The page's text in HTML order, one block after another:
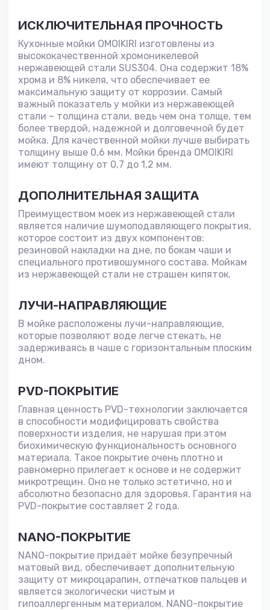
ИСКЛЮЧИТЕЛЬНАЯ ПРОЧНОСТЬ
Кухонные мойки OMOIKIRI изготовлены из
высококачественной хромоникелевой
нержавеющей стали SUS304. Она содержит 18%
хрома и 8% никеля, что обеспечивает ее
максимальную защиту от коррозии. Самый
важный показатель у мойки из нержавеющей
стали – толщина стали, ведь чем она толще, тем
более твердой, надежной и долговечной будет
мойка. Для качественной мойки лучше выбирать
толщину выше 0,6 мм. Мойки бренда OMOIKIRI
имеют толщину от 0,7 до 1,2 мм.
ДОПОЛНИТЕЛЬНАЯ ЗАЩИТА
Преимуществом моек из нержавеющей стали
является наличие шумоподавляющего покрытия,
которое состоит из двух компонентов:
резиновой накладки на дне, по бокам чаши и
специального противошумного состава. Мойкам
из нержавеющей стали не страшен кипяток.
ЛУЧИ-НАПРАВЛЯЮЩИЕ
В мойке расположены лучи-направляющие,
которые позволяют воде легче стекать, не
задерживаясь в чаше с горизонтальным плоским
дном.
PVD-ПОКРЫТИЕ
Главная ценность PVD-технологии заключается
в способности модифицировать свойства
поверхности изделия, не нарушая при этом
биохимическую функциональность основного
материала. Такое покрытие очень плотно и
равномерно прилегает к основе и не содержит
микротрещин. Оно не только эстетично, но и
абсолютно безопасно для здоровья. Гарантия на
PVD-покрытие составляет 2 года.
NANO-ПОКРЫТИЕ
NANO-покрытие придаёт мойке безупречный
матовый вид, обеспечивает дополнительную
защиту от микроцарапин, отпечатков пальцев и
является экологически чистым и
гипоаллергенным материалом. NANO-покрытие